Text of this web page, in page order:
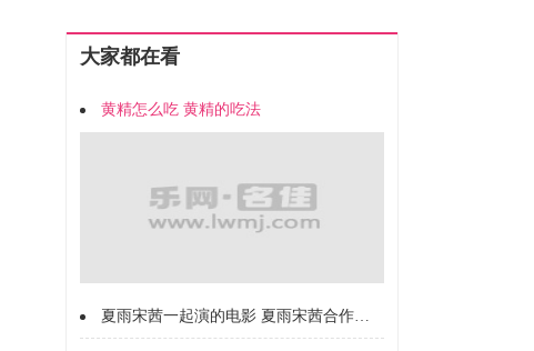
大家都在看
黄精怎么吃 黄精的吃法
夏雨宋茜一起演的电影 夏雨宋茜合作过什么电影